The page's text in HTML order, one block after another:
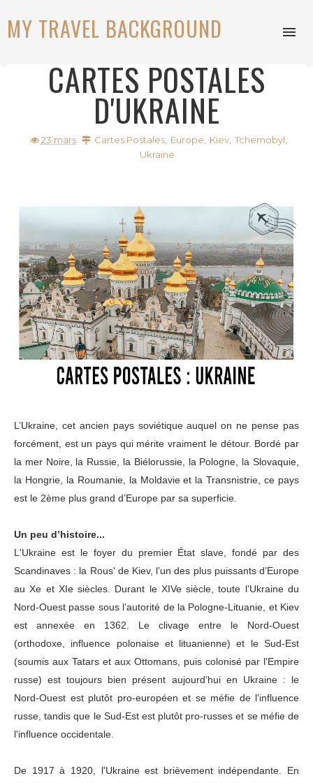
MY TRAVEL BACKGROUND
CARTES POSTALES
D'UKRAINE
23 mars Cartes Postales, Europe Kiev, Tchernobyl
Ukraine
L’Ukraine, cet ancien pays soviétique auquel on ne pense pas
forcément, est un pays qui mérite vraiment le détour. Bordé par
la mer Noire, la Russie, la Biélorussie, la Pologne, la Slovaquie,
la Hongrie, la Roumanie, la Moldavie et la Transnistrie, ce pays
est le 2ème plus grand d’Europe par sa superficie.
Un peu d’histoire...
L'Ukraine est le foyer du premier État slave, fondé par des
Scandinaves : la Rous' de Kiev, l’un des plus puissants d’Europe
au Xe et XIe siècles. Durant le XIVe siècle, toute l’Ukraine du
Nord-Ouest passe sous l’autorité de la Pologne-Lituanie, et Kiev
est annexée en 1362. Le clivage entre le Nord-Ouest
(orthodoxe, influence polonaise et lituanienne) et le Sud-Est
(soumis aux Tatars et aux Ottomans, puis colonisé par l'Empire
russe) est toujours bien présent aujourd’hui en Ukraine : le
Nord-Ouest est plutôt pro-européen et se méfie de l'influence
russe, tandis que le Sud-Est est plutôt pro-russes et se méfie de
l'influence occidentale.
De 1917 à 1920, l'Ukraine est brièvement indépendante. En